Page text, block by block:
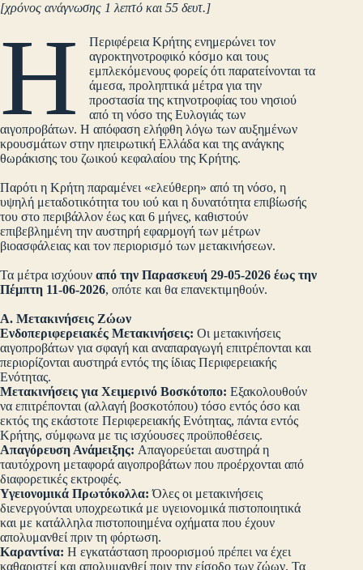
[χρόνος ανάγνωσης 1 λεπτό και 55 δευτ.]
Η
Περιφέρεια Κρήτης ενημερώνει τον
αγροκτηνοτροφικό κόσμο και τους
εμπλεκόμενους φορείς ότι παρατείνονται τα
άμεσα, προληπτικά μέτρα για την
προστασία της κτηνοτροφίας του νησιού
από τη νόσο της Ευλογιάς των
αιγοπροβάτων. Η απόφαση ελήφθη λόγω των αυξημένων
κρουσμάτων στην ηπειρωτική Ελλάδα και της ανάγκης
θωράκισης του ζωικού κεφαλαίου της Κρήτης.
Παρότι η Κρήτη παραμένει «ελεύθερη» από τη νόσο, η
υψηλή μεταδοτικότητα του ιού και η δυνατότητα επιβίωσής
του στο περιβάλλον έως και 6 μήνες, καθιστούν
επιβεβλημένη την αυστηρή εφαρμογή των μέτρων
βιοασφάλειας και τον περιορισμό των μετακινήσεων.
Τα μέτρα ισχύουν από την Παρασκευή 29-05-2026 έως την
Πέμπτη 11-06-2026, οπότε και θα επανεκτιμηθούν.
Α. Μετακινήσεις Ζώων
Ενδοπεριφερειακές Μετακινήσεις: Οι μετακινήσεις
αιγοπροβάτων για σφαγή και αναπαραγωγή επιτρέπονται και
περιορίζονται αυστηρά εντός της ίδιας Περιφερειακής
Ενότητας.
Μετακινήσεις για Χειμερινό Βοσκότοπο: Εξακολουθούν
να επιτρέπονται (αλλαγή βοσκοτόπου) τόσο εντός όσο και
εκτός της εκάστοτε Περιφερειακής Ενότητας, πάντα εντός
Κρήτης, σύμφωνα με τις ισχύουσες προϋποθέσεις.
Απαγόρευση Ανάμειξης: Απαγορεύεται αυστηρά η
ταυτόχρονη μεταφορά αιγοπροβάτων που προέρχονται από
διαφορετικές εκτροφές.
Υγειονομικά Πρωτόκολλα: Όλες οι μετακινήσεις
διενεργούνται υποχρεωτικά με υγειονομικά πιστοποιητικά
και με κατάλληλα πιστοποιημένα οχήματα που έχουν
απολυμανθεί πριν τη φόρτωση.
Καραντίνα: Η εγκατάσταση προορισμού πρέπει να έχει
καθαριστεί και απολυμανθεί πριν την είσοδο των ζώων. Τα